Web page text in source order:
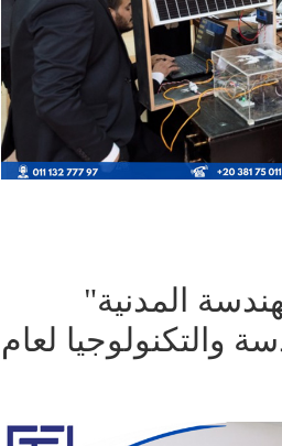
المدنية"
والتكنولوجيا لعام